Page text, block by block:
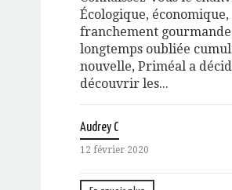
Écologique,
franchement
longtemps oubliée
nouvelle, Priméal a
découvrir les...
Audrey C
12 février 2020